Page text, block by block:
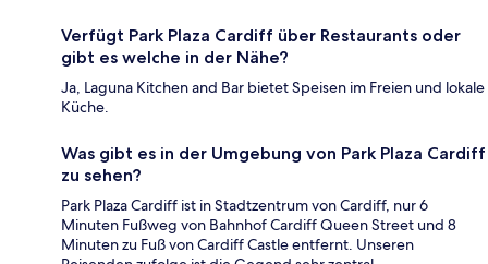
Verfügt Park Plaza Cardiff über Restaurants oder
gibt es welche in der Nähe?
Ja, Laguna Kitchen and Bar bietet Speisen im Freien und lokale
Küche.
Was gibt es in der Umgebung von Park Plaza Cardiff
zu sehen?
Park Plaza Cardiff ist in Stadtzentrum von Cardiff, nur 6
Minuten Fußweg von Bahnhof Cardiff Queen Street und 8
Minuten zu Fuß von Cardiff Castle entfernt. Unseren